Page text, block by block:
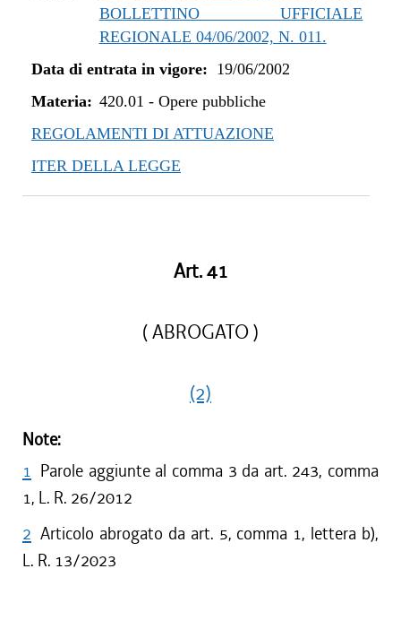
BOLLETTINO UFFICIALE
REGIONALE 04/06/2002, N. 011.
Data di entrata in vigore: 19/06/2002
Materia: 420.01 - Opere pubbliche
REGOLAMENTI DI ATTUAZIONE
ITER DELLA LEGGE
Art. 41
( ABROGATO )
(2)
Note:
1 Parole aggiunte al comma 3 da art. 243, comma
1, L. R. 26/2012
2 Articolo abrogato da art. 5, comma 1, lettera b),
L. R. 13/2023